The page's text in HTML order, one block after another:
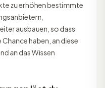
zu erhöhen bestimmte
ausbauen, so dass
haben, an diese
an das Wissen